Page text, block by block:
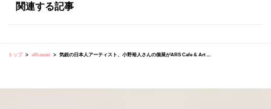
関連する記事
トップ allhawaii 気鋭の日本人アーティスト、小野裕人さんの個展がARS Cafe & Art ...